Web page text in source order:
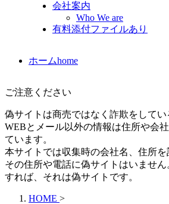
会社案内
Who We are
有料添付ファイルあり
ホームhome
ご注意ください
偽サイトは商売ではなく詐欺をしてい
WEBとメール以外の情報は住所や会
ています。
本サイトでは収集時の会社名、住所を
その住所や電話に偽サイトはいませ
すれば、それは偽サイトです。
HOME >